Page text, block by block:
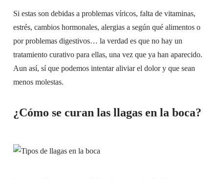
Si estas son debidas a problemas víricos, falta de vitaminas,
estrés, cambios hormonales, alergias a según qué alimentos o
por problemas digestivos… la verdad es que no hay un
tratamiento curativo para ellas, una vez que ya han aparecido.
Aun así, sí que podemos intentar aliviar el dolor y que sean
menos molestas.
¿Cómo se curan las llagas en la boca?